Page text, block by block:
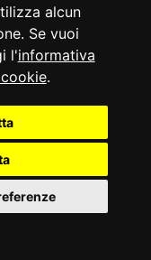
alcun
Se vuoi
l'informativa
.
trasmessi
entro dieci
di caccia
ai sensi
può essere